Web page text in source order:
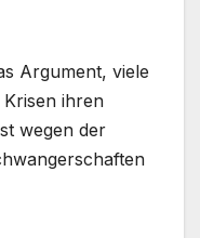
Argument, viele
ihren
wegen der